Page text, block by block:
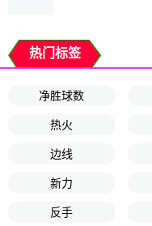
热门标签
净胜球数
热火
边线
新力
反手